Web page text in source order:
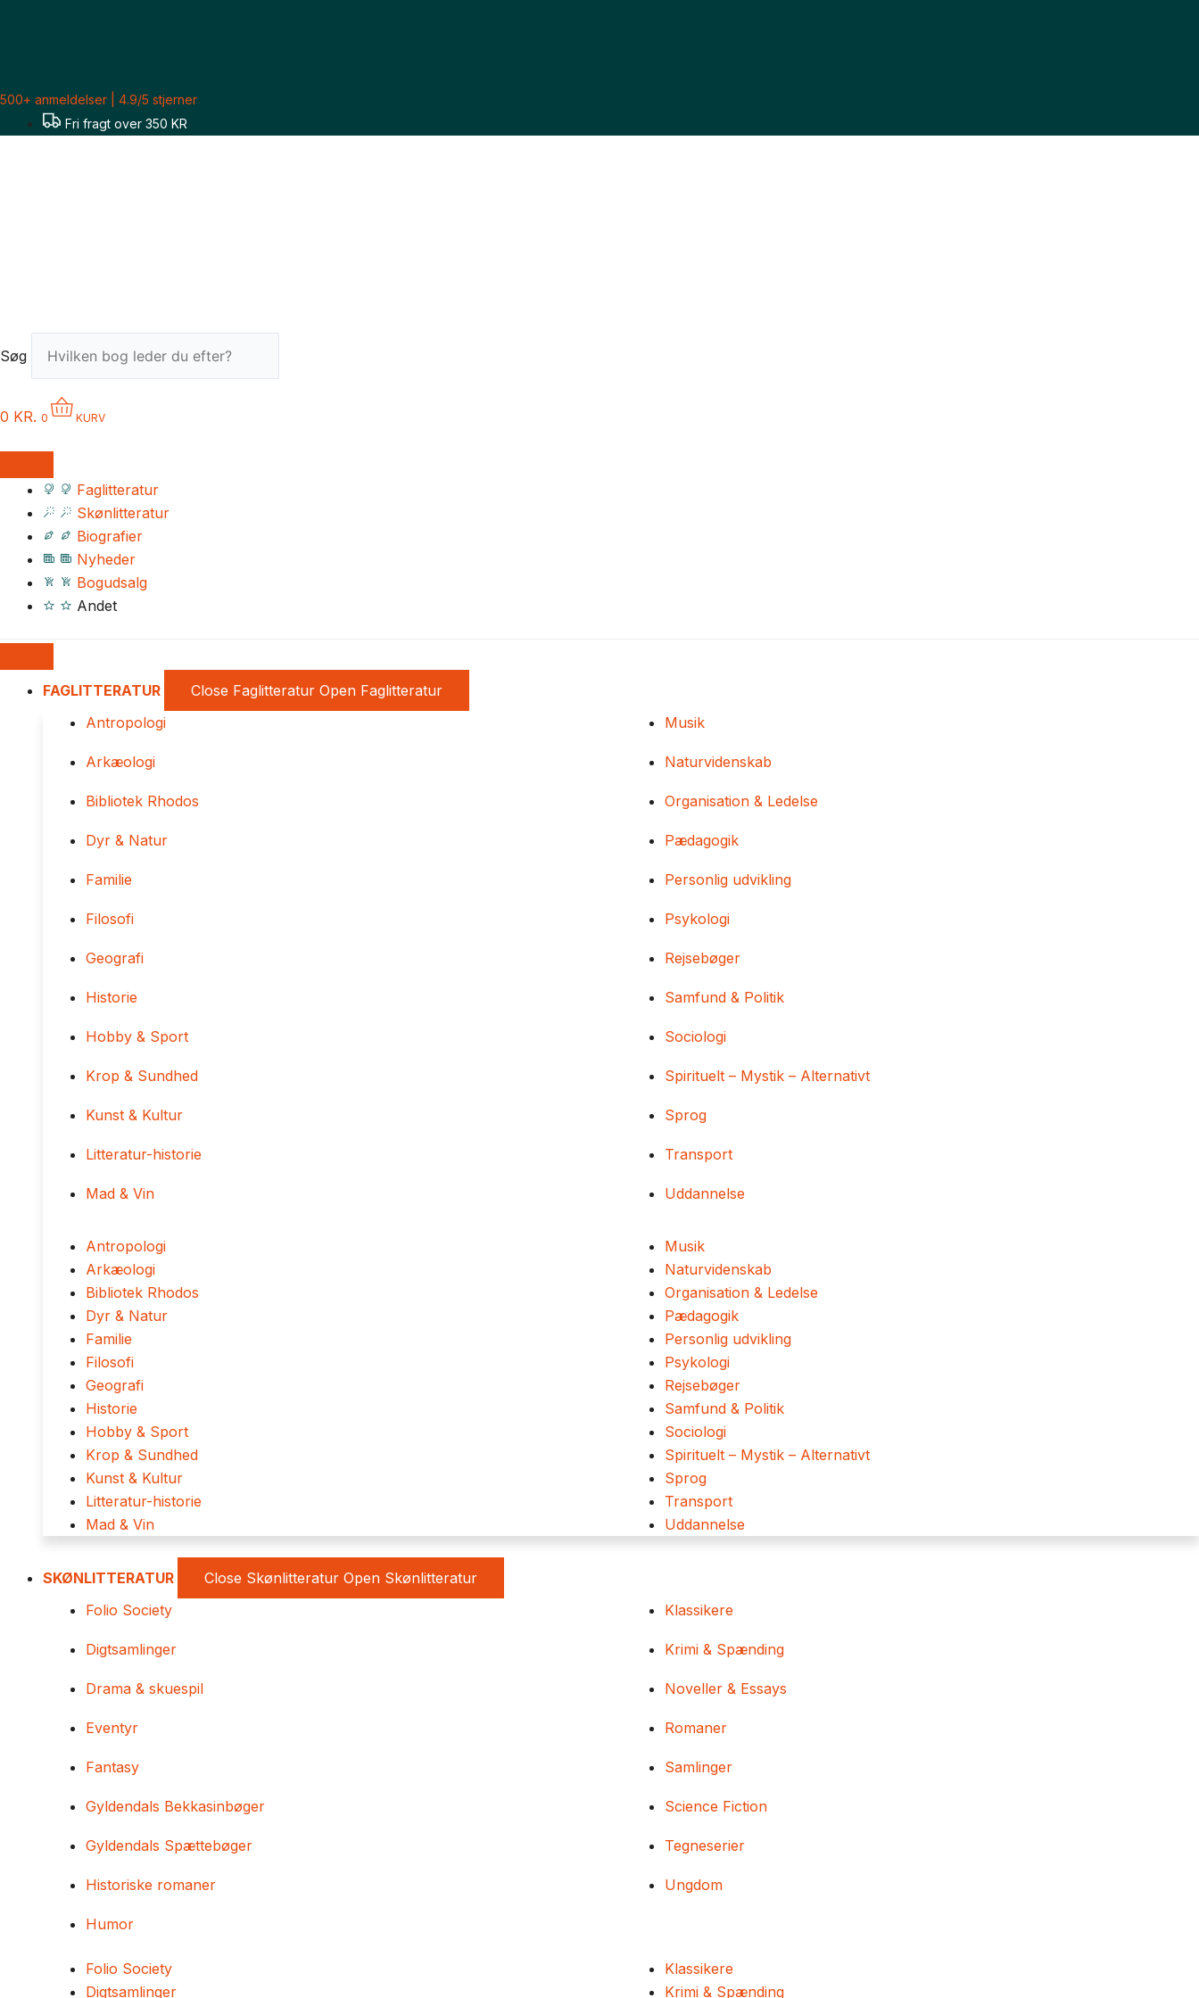
500+ anmeldelser | 4.9/5 stjerner
Fri fragt over 350 KR
Søg
0 KR. 0 KURV
Faglitteratur
Skønlitteratur
Biografier
Nyheder
Bogudsalg
Andet
FAGLITTERATUR Close Faglitteratur Open Faglitteratur
Antropologi
Arkæologi
Bibliotek Rhodos
Dyr & Natur
Familie
Filosofi
Geografi
Historie
Hobby & Sport
Krop & Sundhed
Kunst & Kultur
Litteratur-historie
Mad & Vin
Musik
Naturvidenskab
Organisation & Ledelse
Pædagogik
Personlig udvikling
Psykologi
Rejsebøger
Samfund & Politik
Sociologi
Spirituelt – Mystik – Alternativt
Sprog
Transport
Uddannelse
Antropologi
Arkæologi
Bibliotek Rhodos
Dyr & Natur
Familie
Filosofi
Geografi
Historie
Hobby & Sport
Krop & Sundhed
Kunst & Kultur
Litteratur-historie
Mad & Vin
Musik
Naturvidenskab
Organisation & Ledelse
Pædagogik
Personlig udvikling
Psykologi
Rejsebøger
Samfund & Politik
Sociologi
Spirituelt – Mystik – Alternativt
Sprog
Transport
Uddannelse
SKØNLITTERATUR Close Skønlitteratur Open Skønlitteratur
Folio Society
Digtsamlinger
Drama & skuespil
Eventyr
Fantasy
Gyldendals Bekkasinbøger
Gyldendals Spættebøger
Historiske romaner
Humor
Klassikere
Krimi & Spænding
Noveller & Essays
Romaner
Samlinger
Science Fiction
Tegneserier
Ungdom
Folio Society
Digtsamlinger
Klassikere
Krimi & Spænding